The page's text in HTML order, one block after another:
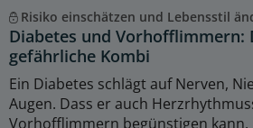
Risiko einschätzen und Lebensstil
Diabetes und Vorhofflimmern:
gefährliche Kombi
Ein Diabetes schlägt auf Nerven,
Augen. Dass er auch
Vorhofflimmern begünstigen kann,